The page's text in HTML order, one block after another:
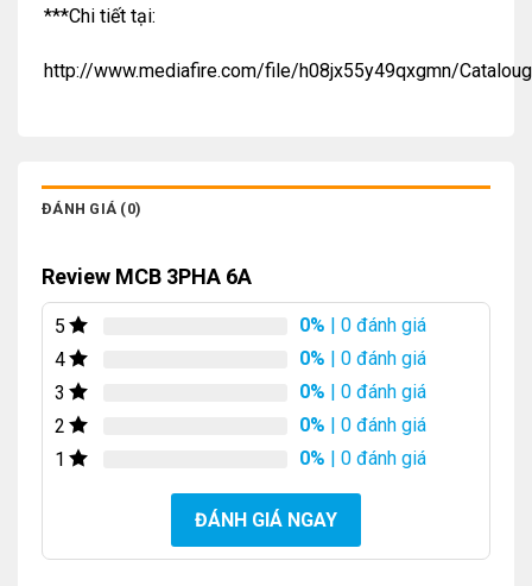
***Chi tiết tại:
http://www.mediafire.com/file/h08jx55y49qxgmn/
ĐÁNH GIÁ (0)
Review MCB 3PHA 6A
5 0% | 0 đánh giá
4
0% | 0 đánh giá
3
0% | 0 đánh giá
2
0% | 0 đánh giá
1
0% | 0 đánh giá
ĐÁNH GIÁ NGAY